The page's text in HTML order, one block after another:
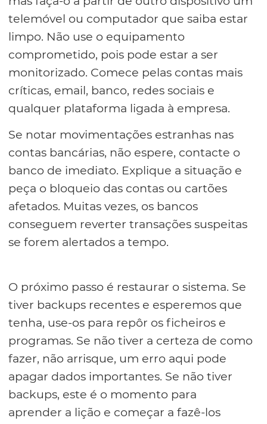
telemóvel ou computador que saiba estar
limpo. Não use o equipamento
comprometido, pois pode estar a ser
monitorizado. Comece pelas contas mais
críticas, email, banco, redes sociais e
qualquer plataforma ligada à empresa.
Se notar movimentações estranhas nas
contas bancárias, não espere, contacte o
banco de imediato. Explique a situação e
peça o bloqueio das contas ou cartões
afetados. Muitas vezes, os bancos
conseguem reverter transações suspeitas
se forem alertados a tempo.
O próximo passo é restaurar o sistema. Se
tiver backups recentes e esperemos que
tenha, use-os para repôr os ficheiros e
programas. Se não tiver a certeza de como
fazer, não arrisque, um erro aqui pode
apagar dados importantes. Se não tiver
backups, este é o momento para
aprender a lição e começar a fazê-los